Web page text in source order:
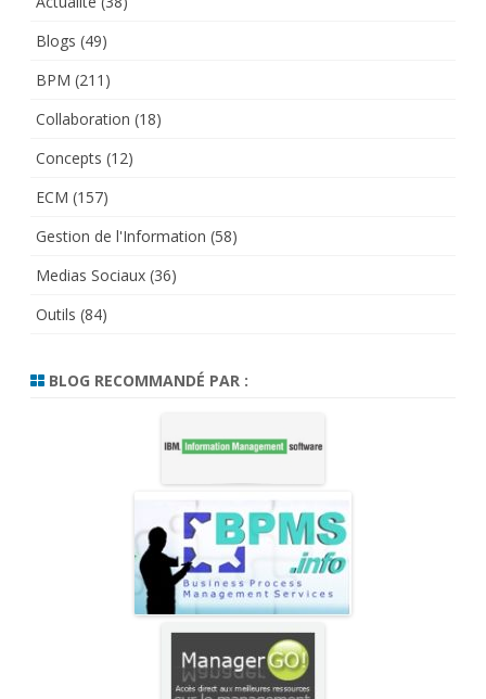
Blogs (49)
BPM (211)
Collaboration (18)
Concepts (12)
ECM (157)
Gestion de l'Information (58)
Medias Sociaux (36)
Outils (84)
BLOG RECOMMANDÉ PAR :